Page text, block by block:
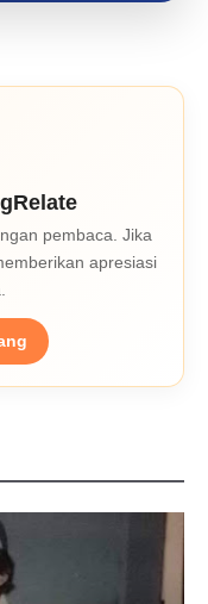
pembaca. Jika
apresiasi